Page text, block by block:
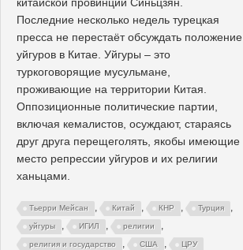
Последние несколько недель турецкая
пресса не перестаёт обсуждать положение
уйгуров в Китае. Уйгуры – это
туркоговорящие мусульмане,
проживающие на территории Китая.
Оппозиционные политические партии,
включая кемалистов, осуждают, стараясь
друг друга перещеголять, якобы имеющие
место репрессии уйгуров и их религии
ханьцами.
Тьерри Мейсан , Китай , КНР , Турция ,
уйгуры , ИГИЛ , религии ,
религия и государство , США , ЦРУ